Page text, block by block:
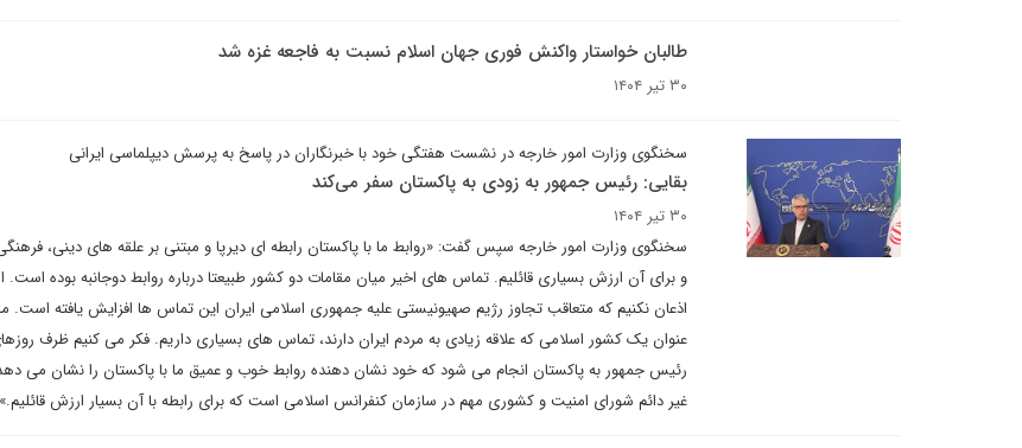
طالبان خواستار واکنش فوری جهان اسلام نسبت به فاجعه غزه شد
۳۰ تیر ۱۴۰۴
سخنگوی وزارت امور خارجه در نشست هفتگی خود با خبرنگاران در پاسخ به پرسش دیپلماسی ایرانی
بقایی: رئیس جمهور به زودی به پاکستان سفر می‌کند
۳۰ تیر ۱۴۰۴
سخنگوی وزارت امور خارجه سپس گفت: «روابط ما با پاکستان رابطه ای دیرپا و مبتنی بر علقه های دینی،
و برای آن ارزش بسیاری قائلیم. تماس های اخیر میان مقامات دو کشور طبیعتا درباره روابط دوجانبه بوده است.
اذعان نکنیم که متعاقب تجاوز رژیم صهیونیستی علیه جمهوری اسلامی ایران این تماس ها افزایش یافته است.
عنوان یک کشور اسلامی که علاقه زیادی به مردم ایران دارند، تماس های بسیاری داریم. فکر می کنیم ظرف
رئیس جمهور به پاکستان انجام می شود که خود نشان دهنده روابط خوب و عمیق ما با پاکستان را نشان می
غیر دائم شورای امنیت و کشوری مهم در سازمان کنفرانس اسلامی است که برای رابطه با آن بسیار ارزش قائلیم.»